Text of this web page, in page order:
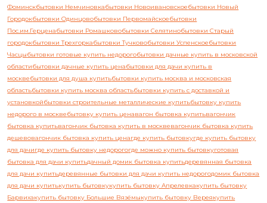
Фоминскбытовки Немчиновкабытовки Новоивановскоебытовки Новый
Городокбытовки Одинцовобытовки Первомайскоебытовки
Пос.им.Герценабытовки Ромашковобытовки Селятинобытовки Старый
городокбытовки Трехгоркабытовки Тучковобытовки Успенскоебытовки
Часцыбытовки готовые купить недорогобытовки дачные купить в московской
областибытовки дачные купить ценабытовки для дачи купить в
москвебытовки для душа купитьбытовки купить москва и московская
областьбытовки купить москва областьбытовки купить с доставкой и
установкойбытовки строительные металлические купитьбытовку купить
недорого в москвебытовку купить ценавагон бытовка купитьвагончик
бытовка купитьвагончик бытовка купить в москвевагончик бытовка купить
дешевовагончик бытовка купить ценагде купить бытовкугде купить бытовку
для дачигде купить бытовку недорогогде можно купить бытовкуготовая
бытовка для дачи купитьдачный домик бытовка купитьдеревянная бытовка
для дачи купитьдеревянные бытовки для дачи купить недорогодомик бытовка
для дачи купитькупить бытовкукупить бытовку Апрелевкакупить бытовку
Барвихакупить бытовку Большие Вязёмыкупить бытовку Вереякупить